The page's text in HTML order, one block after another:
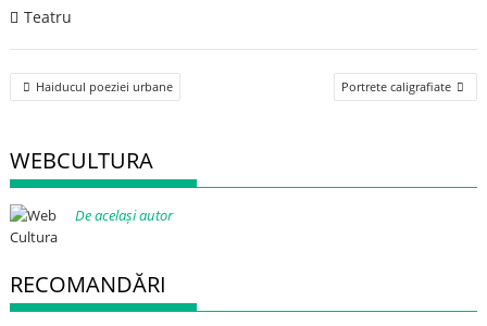
Teatru
Post
navigation
Haiducul poeziei urbane Portrete caligrafiate
WEBCULTURA
De același autor
RECOMANDĂRI